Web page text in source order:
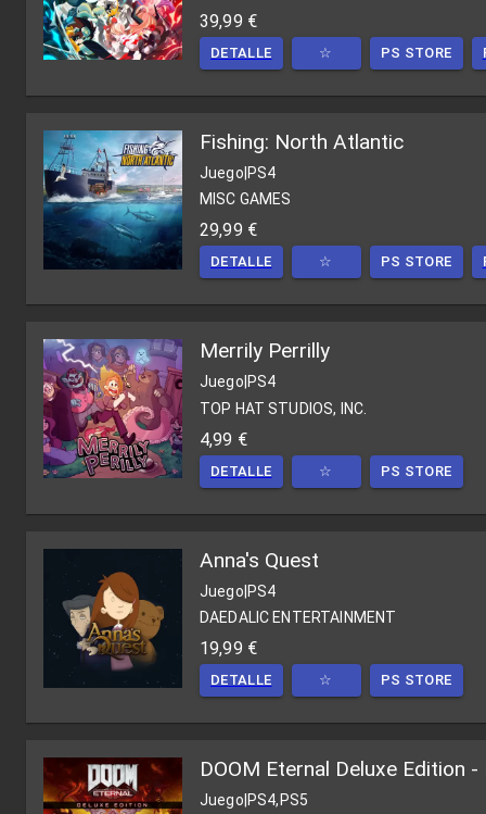
39,99 €
DETALLE ☆ PS STORE
Fishing: North Atlantic
Juego|PS4
MISC GAMES
29,99 €
DETALLE ☆ PS STORE
Merrily Perrilly
Juego PS4
TOP HAT STUDIOS, INC.
4,99 €
DETALLE ☆ PS STORE
Anna's Quest
Juego|PS4
DAEDALIC ENTERTAINMENT
19,99 €
DETALLE ☆ PS STORE
DOOM Eternal Deluxe Edition -
Juego PS4,PS5